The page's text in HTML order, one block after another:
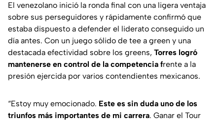
El venezolano inició la ronda final con una ligera ventaja
sobre sus perseguidores y rápidamente confirmó que
estaba dispuesto a defender el liderato conseguido un
día antes. Con un juego sólido de tee a green y una
destacada efectividad sobre los greens, Torres logró
mantenerse en control de la competencia frente a la
presión ejercida por varios contendientes mexicanos.
“Estoy muy emocionado. Este es sin duda uno de los
triunfos más importantes de mi carrera. Ganar el Tour